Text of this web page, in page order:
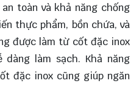
toàn và khả năng chống
thực phẩm, bồn chứa, và
được làm từ cốt đặc inox
làm sạch. Khả năng
đặc inox cũng giúp ngăn